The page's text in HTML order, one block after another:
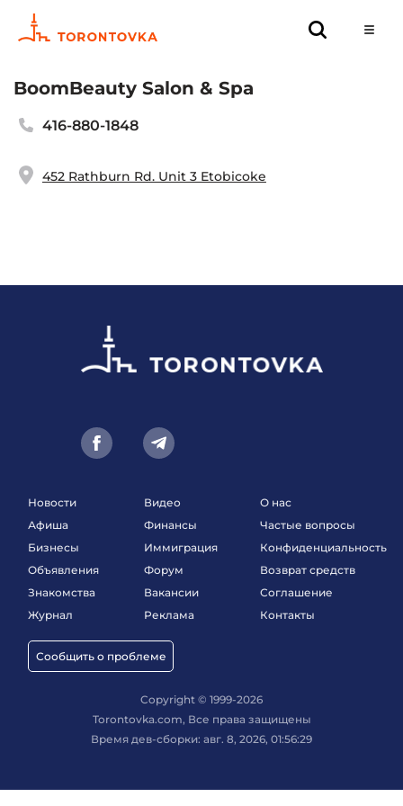
BoomBeauty Salon & Spa
416-880-1848
452 Rathburn Rd. Unit 3 Etobicoke
Новости
Афиша
Бизнесы
Объявления
Знакомства
Журнал
Сообщить о проблеме
Видео
Финансы
Иммиграция
Форум
Вакансии
Реклама
О нас
Частые вопросы
Конфиденциальность
Возврат средств
Соглашение
Контакты
Copyright © 1999-2026
Torontovka.com, Все права защищены
Время дев-сборки: авг. 8, 2026, 01:56:29